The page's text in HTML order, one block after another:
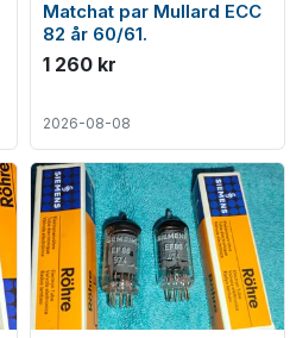
Matchat par Mullard ECC
82 år 60/61.
1 260 kr
2026-08-08